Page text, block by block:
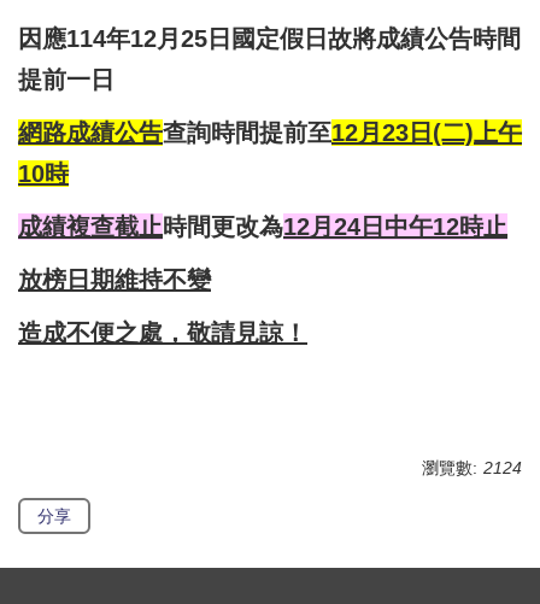
因應114年12月25日國定假日故將成績公告時間
提前一日
網路成績公告查詢時間提前至12月23日(二)上午
10時
成績複查截止時間更改為12月24日中午12時止
放榜日期維持不變
造成不便之處，敬請見諒！
瀏覽數: 2124
分享